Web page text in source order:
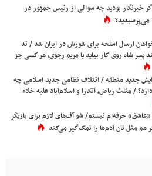
خبرنگار بودید چه سوالی از رئیس جمهور در
ارسال اسلحه برای شورش در ایران شد / تد
پسر شاه روی کار بیاید یا مریم رجوی، هر کسی جز
جدید منطقه / ائتلاف نظامی جدید اسلامی چه
/ مثلث ریاض، آنکارا و اسلام‌آباد علیه خلاء
حرفه‌ام نیستم/ شو آف‌های لازم برای بازیگر
هم مثل نان آدم‌ها را نمک‌گیر می‌کند